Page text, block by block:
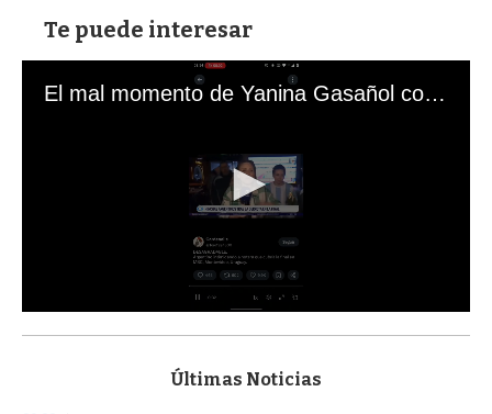
Te puede interesar
El mal momento de Yanina Gasañol con un hincha argentino en "Subrayado"
s
Últimas Noticias